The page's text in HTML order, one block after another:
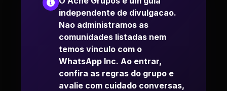
independente de divulgacao.
Nao administramos as
comunidades listadas nem
temos vinculo com o
WhatsApp Inc. Ao entrar,
confira as regras do grupo e
avalie com cuidado conversas,